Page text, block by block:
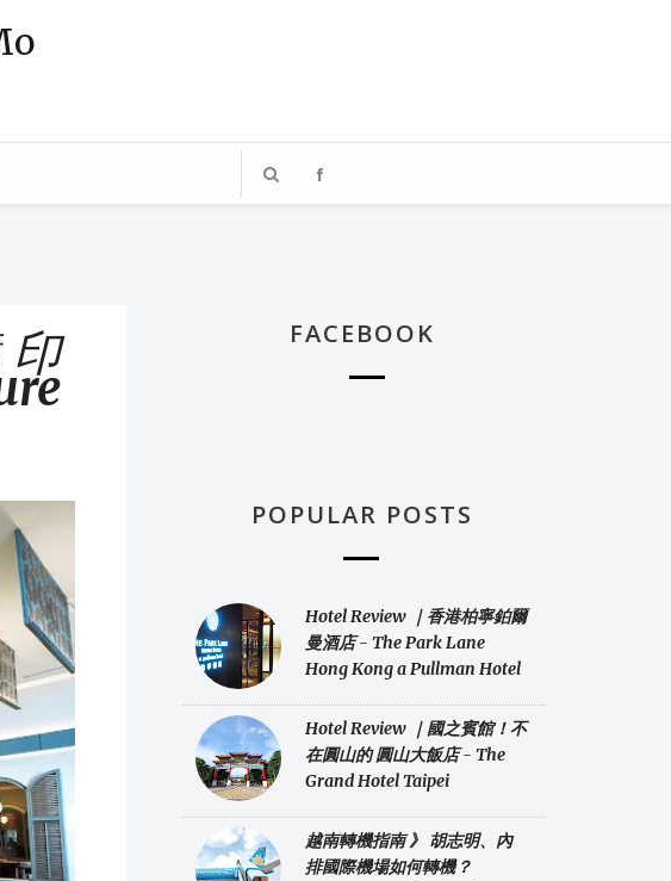
FACEBOOK
POPULAR POSTS
Hotel Review ｜香港柏寧鉑爾
曼酒店 - The Park Lane
Hong Kong a Pullman Hotel
Hotel Review ｜國之賓館！不
在圓山的 圓山大飯店 - The
Grand Hotel Taipei
越南轉機指南 》 胡志明、內
排國際機場如何轉機？